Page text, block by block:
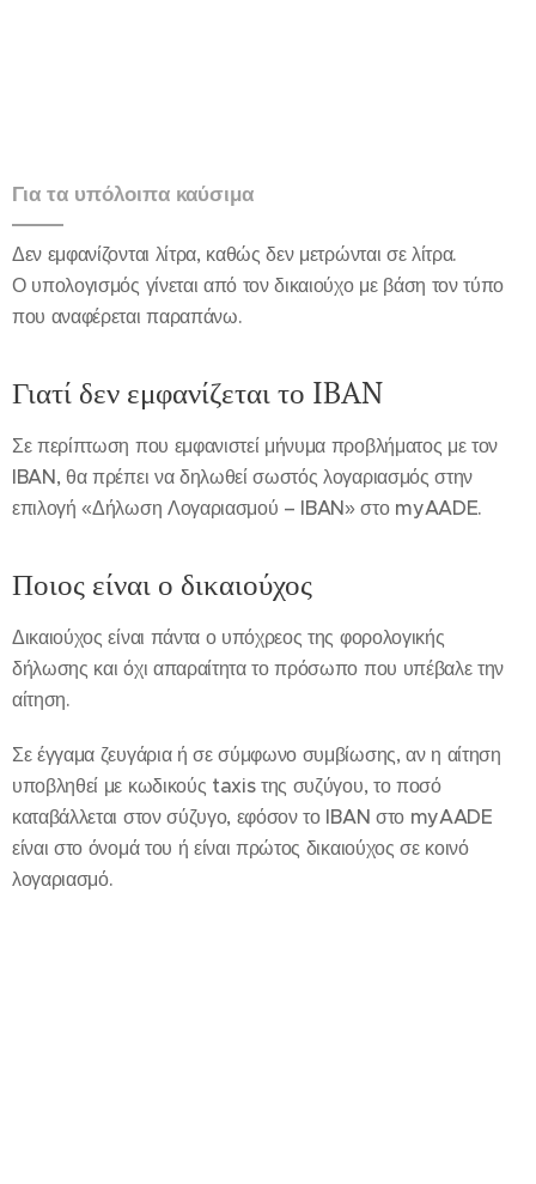
Για τα υπόλοιπα καύσιμα
Δεν εμφανίζονται λίτρα, καθώς δεν μετρώνται σε λίτρα.
Ο υπολογισμός γίνεται από τον δικαιούχο με βάση τον τύπο
που αναφέρεται παραπάνω.
Γιατί δεν εμφανίζεται το IBAN
Σε περίπτωση που εμφανιστεί μήνυμα προβλήματος με τον
IBAN, θα πρέπει να δηλωθεί σωστός λογαριασμός στην
επιλογή «Δήλωση Λογαριασμού – IBAN» στο myAADE.
Ποιος είναι ο δικαιούχος
Δικαιούχος είναι πάντα ο υπόχρεος της φορολογικής
δήλωσης και όχι απαραίτητα το πρόσωπο που υπέβαλε την
αίτηση.
Σε έγγαμα ζευγάρια ή σε σύμφωνο συμβίωσης, αν η αίτηση
υποβληθεί με κωδικούς taxis της συζύγου, το ποσό
καταβάλλεται στον σύζυγο, εφόσον το IBAN στο myAADE
είναι στο όνομά του ή είναι πρώτος δικαιούχος σε κοινό
λογαριασμό.